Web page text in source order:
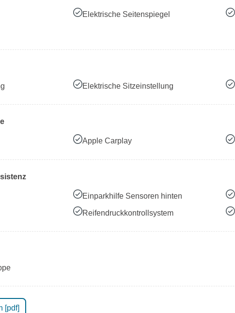
Elektrische Seitenspiegel
Elektrische Sitzeinstellung
Apple Carplay
Einparkhilfe Sensoren hinten
Reifendruckkontrollsystem
[pdf]